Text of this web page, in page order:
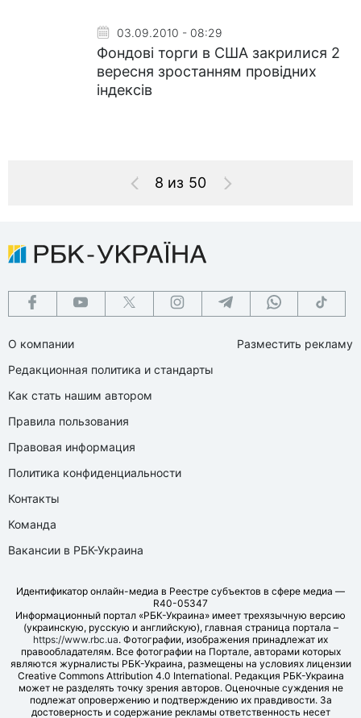
03.09.2010 - 08:29
Фондові торги в США закрилися 2
вересня зростанням провідних
індексів
8 из 50
О компании
Редакционная политика и стандарты
Как стать нашим автором
Правила пользования
Правовая информация
Политика конфиденциальности
Контакты
Команда
Вакансии в РБК-Украина
Разместить рекламу
Идентификатор онлайн-медиа в Реестре субъектов в сфере медиа —
R40-05347
Информационный портал «РБК-Украина» имеет трехязычную версию
(украинскую, русскую и английскую), главная страница портала –
https://www.rbc.ua. Фотографии, изображения принадлежат их
правообладателям. Все фотографии на Портале, авторами которых
являются журналисты РБК-Украина, размещены на условиях лицензии
Creative Commons Attribution 4.0 International. Редакция РБК-Украина
может не разделять точку зрения авторов. Оценочные суждения не
подлежат опровержению и подтверждению их правдивости. За
достоверность и содержание рекламы ответственность несет